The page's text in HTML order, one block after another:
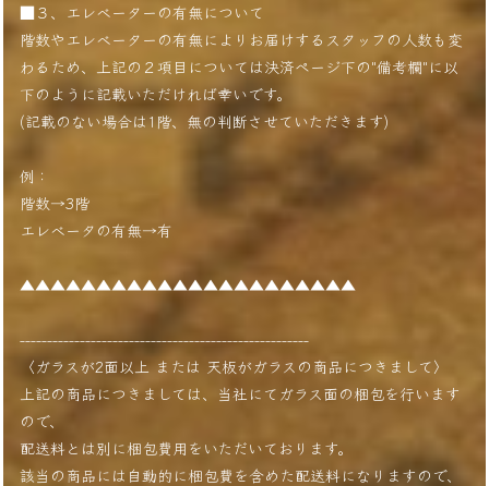
■３、エレベーターの有無について
階数やエレベーターの有無によりお届けするスタッフの人数も変
わるため、上記の２項目については決済ページ下の"備考欄"に以
下のように記載いただければ幸いです。
(記載のない場合は1階、無の判断させていただきます)
例：
階数→3階
エレベータの有無→有
▲▲▲▲▲▲▲▲▲▲▲▲▲▲▲▲▲▲▲▲▲▲
-----------------------------------------------------
〈ガラスが2面以上 または 天板がガラスの商品につきまして〉
上記の商品につきましては、当社にてガラス面の梱包を行います
ので、
配送料とは別に梱包費用をいただいております。
該当の商品には自動的に梱包費を含めた配送料になりますので、